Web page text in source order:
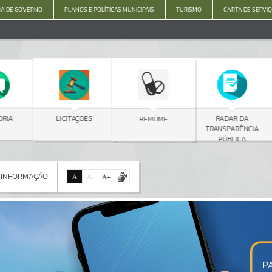
DE GOVERNO PLANOS E POLÍTICAS MUNICIPAIS TURISMO CARTA DE
LICITAÇÕES REMUME RADAR DA
TRANSPARÊNCIA
PÚBLICA
Por favor, aguarde...
A A- A+